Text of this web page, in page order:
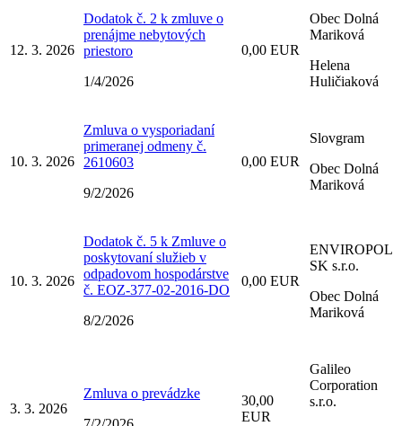
12. 3. 2026
Dodatok č. 2 k zmluve o
prenájme nebytových
priestoro
1/4/2026
0,00 EUR
Obec Dolná
Mariková
Helena
Huličiaková
10. 3. 2026
Zmluva o vysporiadaní
primeranej odmeny č.
2610603
9/2/2026
0,00 EUR
Slovgram
Obec Dolná
Mariková
10. 3. 2026
Dodatok č. 5 k Zmluve o
poskytovaní služieb v
odpadovom hospodárstve
č. EOZ-377-02-2016-DO
8/2/2026
0,00 EUR
ENVIROPOL
SK s.r.o.
Obec Dolná
Mariková
3. 3. 2026
Zmluva o prevádzke
30,00
EUR
Galileo
Corporation
s.r.o.